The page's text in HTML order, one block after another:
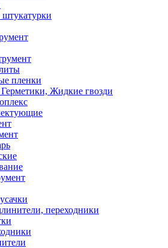
пленки
Жидкие гвозди
переходники